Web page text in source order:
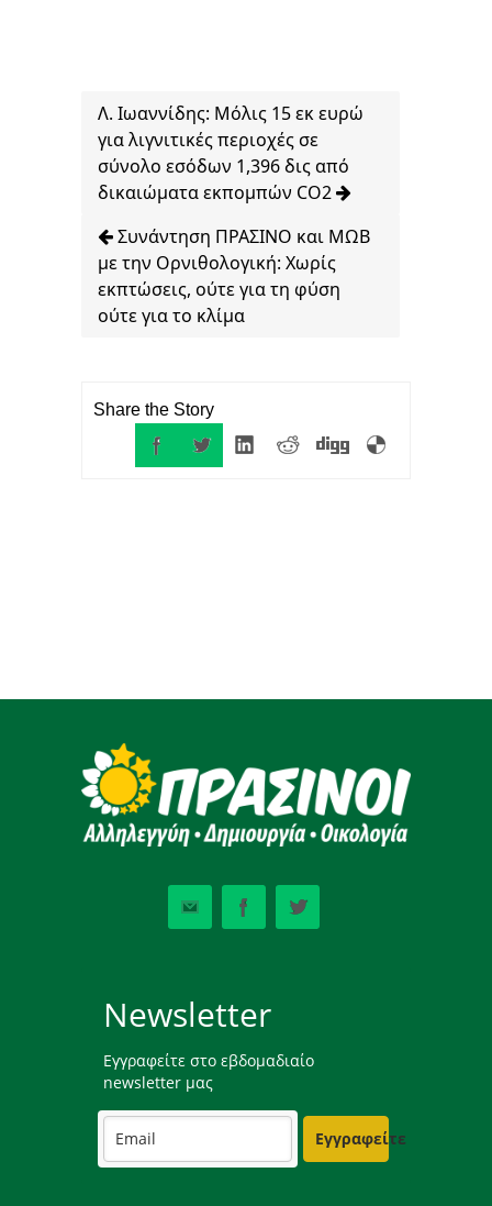
Λ. Ιωαννίδης: Μόλις 15 εκ ευρώ
για λιγνιτικές περιοχές σε
σύνολο εσόδων 1,396 δις από
δικαιώματα εκπομπών CO2
Συνάντηση ΠΡΑΣΙΝΟ και ΜΩΒ
με την Ορνιθολογική: Χωρίς
εκπτώσεις, ούτε για τη φύση
ούτε για το κλίμα
Share the Story
Newsletter
Εγγραφείτε στο εβδομαδιαίο
newsletter μας
Εγγραφείτε